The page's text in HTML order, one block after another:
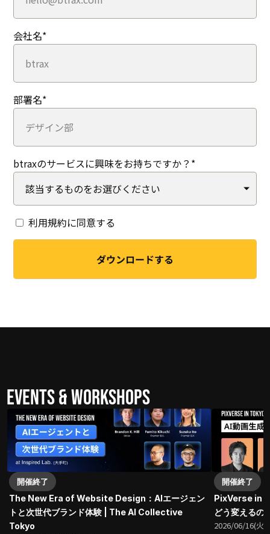
会社名*
部署名*
btraxのサービスに興味をお持ちですか？ *
利用規約に同意する
Events & Workshops
開催終了
The New Era of Website Design：AIエージェン
トと次世代ブランド体験 | The AI Collective
Tokyo
開催終了
PixVerse in
どう変える
2026/06/16(火)